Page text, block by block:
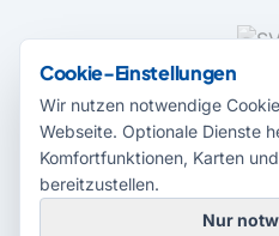
MEDIENPARTNER
Cookie-Einstellungen
Wir nutzen notwendige
Webseite. Optionale Dienste
Komfortfunktionen, Karten
bereitzustellen.
Nur